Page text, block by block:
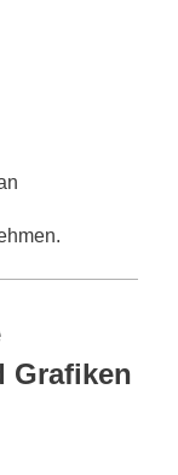
Grafiken